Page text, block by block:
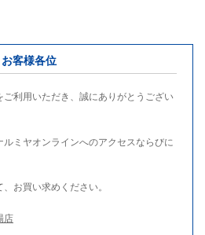
お客様各位
ご利用いただき、誠にありがとうござい
ミヤオンラインへのアクセスならびに
お買い求めください。
店